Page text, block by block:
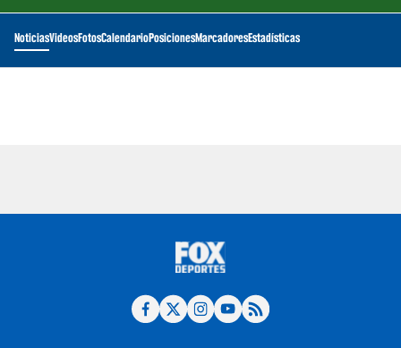
NoticiasVideosFotosCalendarioPosicionesMarcadoresEstadísticas